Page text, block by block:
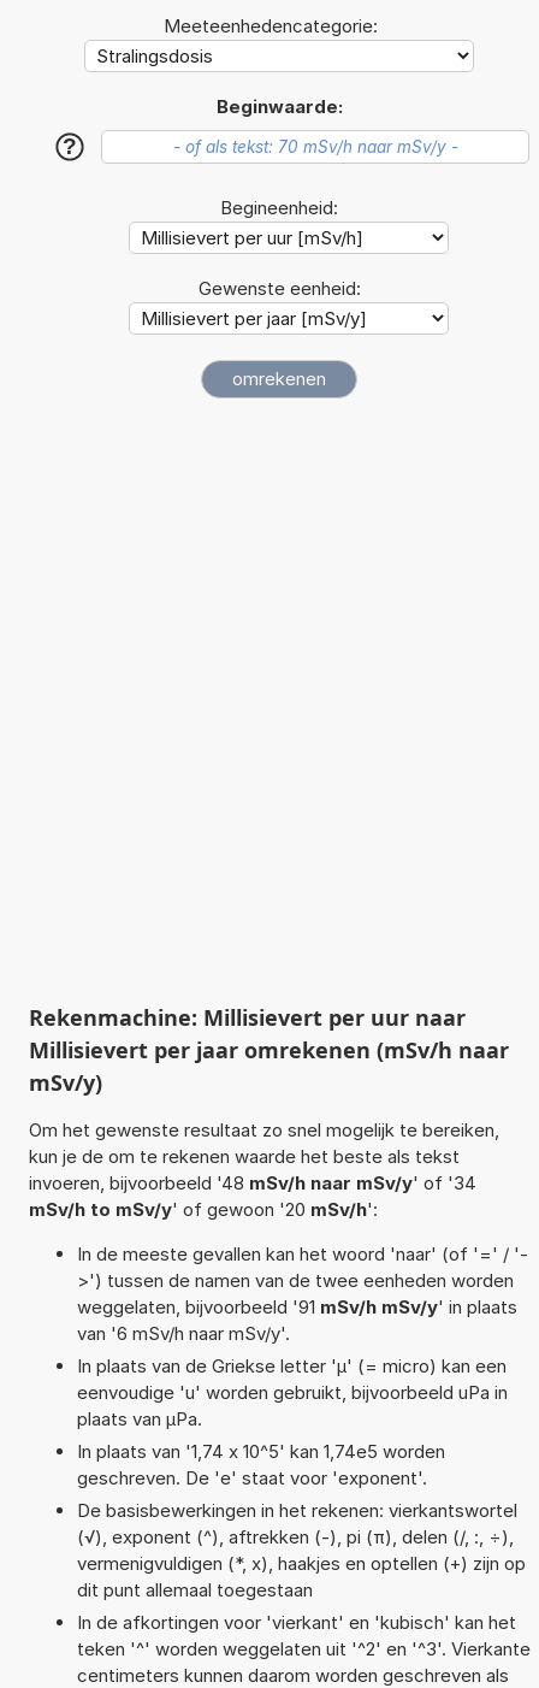
Meeteenhedencategorie:
Beginwaarde:
?
Begineenheid:
Gewenste eenheid:
Rekenmachine: Millisievert per uur naar
Millisievert per jaar omrekenen (mSv/h naar
mSv/y)
Om het gewenste resultaat zo snel mogelijk te bereiken,
kun je de om te rekenen waarde het beste als tekst
invoeren, bijvoorbeeld '48 mSv/h naar mSv/y' of '34
mSv/h to mSv/y' of gewoon '20 mSv/h':
In de meeste gevallen kan het woord 'naar' (of '=' / '-
>') tussen de namen van de twee eenheden worden
weggelaten, bijvoorbeeld '91 mSv/h mSv/y' in plaats
van '6 mSv/h naar mSv/y'.
In plaats van de Griekse letter 'µ' (= micro) kan een
eenvoudige 'u' worden gebruikt, bijvoorbeeld uPa in
plaats van µPa.
In plaats van '1,74 x 10^5' kan 1,74e5 worden
geschreven. De 'e' staat voor 'exponent'.
De basisbewerkingen in het rekenen: vierkantswortel
(√), exponent (^), aftrekken (-), pi (π), delen (/, :, ÷),
vermenigvuldigen (*, x), haakjes en optellen (+) zijn op
dit punt allemaal toegestaan
In de afkortingen voor 'vierkant' en 'kubisch' kan het
teken '^' worden weggelaten uit '^2' en '^3'. Vierkante
centimeters kunnen daarom worden geschreven als